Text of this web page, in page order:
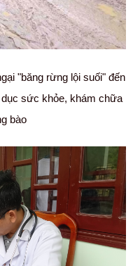
"băng rừng lội suối" đến
sức khỏe, khám chữa
bào